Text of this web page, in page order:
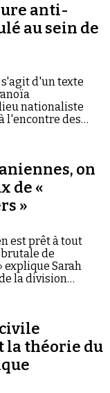
anti-
au sein de
s'agit d'un texte
nationaliste
l'encontre des
on
de «
»
est prêt à tout
de
Sarah
la division
théorie du